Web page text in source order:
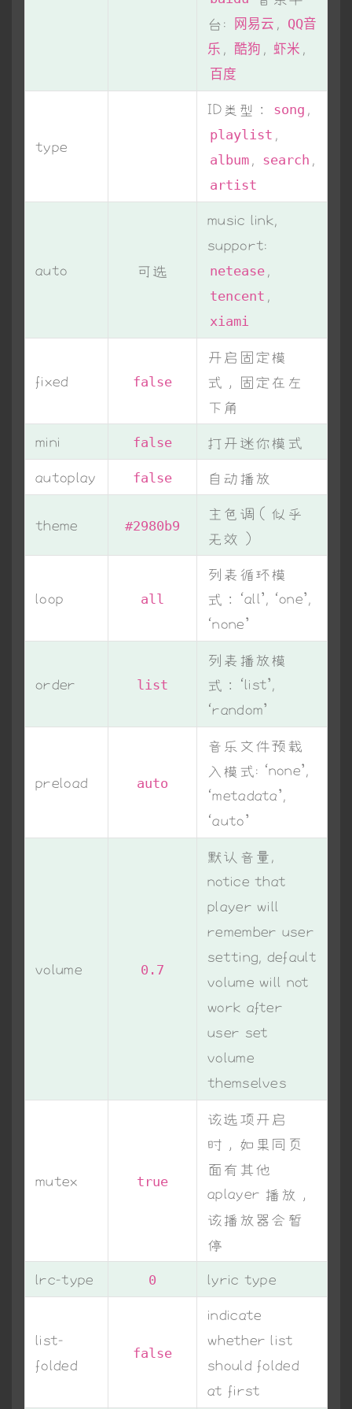
台:
网易云 ,
QQ音
乐 , 酷狗 , 虾米 ,
百度
type
ID类型： song ,
playlist ,
album , search ,
artist
auto 可选
music link,
support:
netease ,
tencent ,
xiami
fixed false
开启固定模
式，固定在左
下角
mini false 打开迷你模式
autoplay false 自动播放
theme #2980b9
主色调（似乎
无效）
loop all
列表循环模
式：‘all’, ‘one’,
‘none’
order list
列表播放模
式：‘list’,
‘random’
preload auto
音乐文件预载
入模式: ‘none’,
‘metadata’,
‘auto’
volume 0.7
默认音量,
notice that
player will
remember user
setting, default
volume will not
work after
user set
volume
themselves
mutex true
该选项开启
时，如果同页
面有其他
aplayer 播放，
该播放器会暂
停
lrc-type 0 lyric type
list-
folded
false
indicate
whether list
should folded
at first